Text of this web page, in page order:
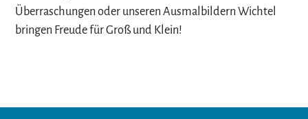
Überraschungen oder unseren Ausmalbildern Wichtel
bringen Freude für Groß und Klein!